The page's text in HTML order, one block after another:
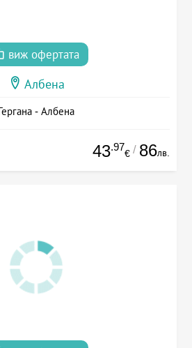
виж офертата
Албена
- Албена
43.97
€ / 86лв.